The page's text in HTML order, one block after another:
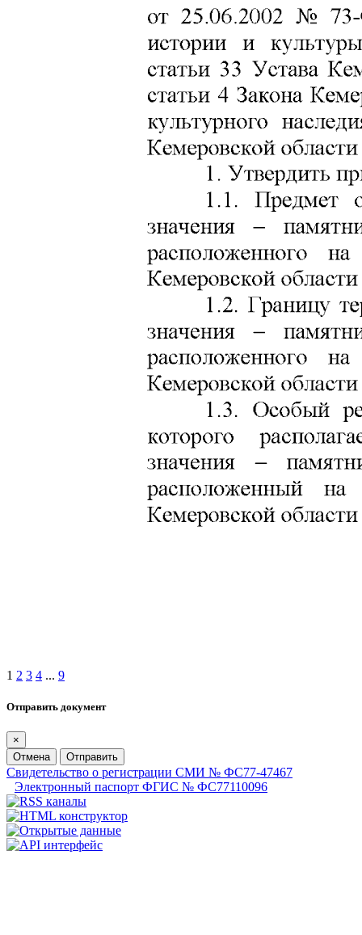
1 2 3 4 ... 9
Отправить документ
×
Отмена
Отправить
Свидетельство о регистрации СМИ № ФС77-47467
Электронный паспорт ФГИС № ФС77110096